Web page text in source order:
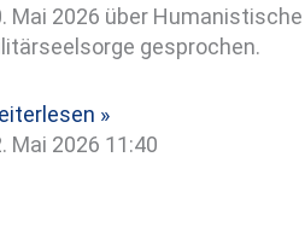
Mai 2026 über Humanistische
gesprochen.
»
Mai 2026 11:40